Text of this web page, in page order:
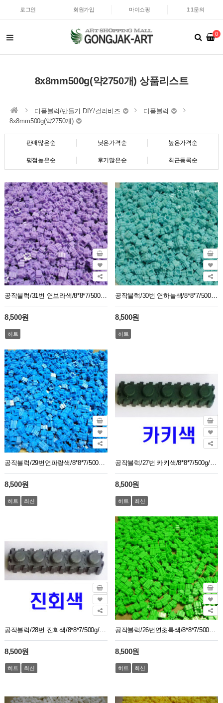
로그인 회원가입 마이쇼핑 1:1문의
0
8x8mm500g(약2750개) 상품리스트
디폼블럭/만들기 DIY/컬러비즈
디폼블럭
8x8mm500g(약2750개)
판매많은순 낮은가격순 높은가격순
평점높은순 후기많은순 최근등록순
공작블럭/31번 연보라색/8*8*7/500g/1봉지약2750개
8,500원
히트
공작블럭/30번 연하늘색/8*8*7/500g/1봉지약2750개
8,500원
히트
8,500원
히트 최신
공작블럭/27번 카키색/8*8*7/500g/1봉지약2750개
8,500원
히트 최신
공작블럭/28번 진회색/8*8*7/500g/1봉지약2750개
8,500원
히트 최신
8,500원
히트 최신